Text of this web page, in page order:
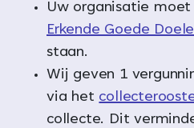
Uw organisatie
Erkende Goede
staan.
Wij geven 1
via het
collecte. Dit